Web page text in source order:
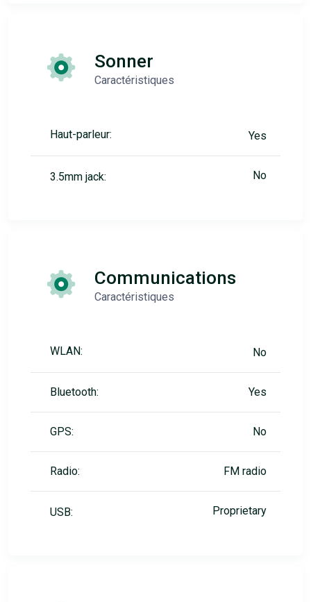
Sonner
Caractéristiques
Haut-parleur: Yes
3.5mm jack: No
Communications
Caractéristiques
WLAN: No
Bluetooth: Yes
GPS: No
Radio: FM radio
USB: Proprietary